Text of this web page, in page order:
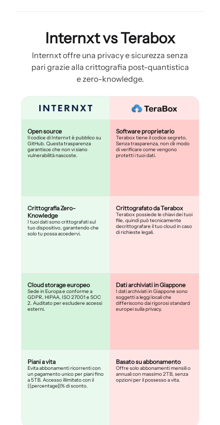
Internxt vs Terabox
Internxt offre una privacy e sicurezza senza
pari grazie alla crittografia post-quantistica
e zero-knowledge.
Open source
Il codice di Internxt è pubblico su
GitHub. Questa trasparenza
garantisce che non vi siano
vulnerabilità nascoste.
Crittografia Zero-
Knowledge
I tuoi dati sono crittografati sul
tuo dispositivo, garantendo che
solo tu possa accedervi.
Cloud storage europeo
Sede in Europa e conforme a
GDPR, HIPAA, ISO 27001 e SOC
2. Auditato per escludere accessi
esterni.
Piani a vita
Evita abbonamenti ricorrenti con
un pagamento unico per piani fino
a 5TB. Accesso illimitato con il
{{percentage}}% di sconto.
Software proprietario
Terabox tiene il codice segreto.
Senza trasparenza, non c'è modo
di verificare come vengono
protetti i tuoi dati.
Crittografato da Terabox
Terabox possiede le chiavi dei tuoi
file, quindi può tecnicamente
decrittografare il tuo cloud in caso
di richieste legali.
Dati archiviati in Giappone
I dati archiviati in Giappone sono
soggetti a leggi locali che
differiscono dai rigorosi standard
europei sulla privacy.
Basato su abbonamento
Offre solo abbonamenti mensili o
annuali con massimo 2TB, senza
opzioni per il possesso a vita.